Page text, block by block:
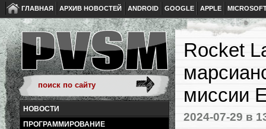
ГЛАВНАЯ АРХИВ НОВОСТЕЙ ANDROID GOOGLE APPLE
НОВОСТИ
ПРОГРАММИРОВАНИЕ
Rocket
миссии
2024-07-29 в